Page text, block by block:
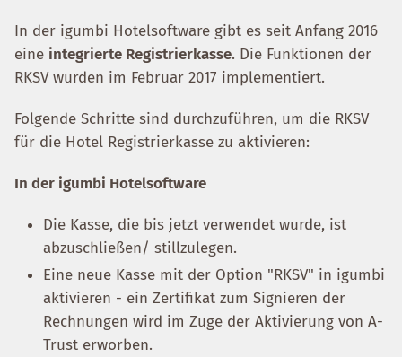
In der igumbi Hotelsoftware gibt es seit Anfang 2016
eine integrierte Registrierkasse. Die Funktionen der
RKSV wurden im Februar 2017 implementiert.
Folgende Schritte sind durchzuführen, um die RKSV
für die Hotel Registrierkasse zu aktivieren:
In der igumbi Hotelsoftware
Die Kasse, die bis jetzt verwendet wurde, ist
abzuschließen/ stillzulegen.
Eine neue Kasse mit der Option "RKSV" in igumbi
aktivieren - ein Zertifikat zum Signieren der
Rechnungen wird im Zuge der Aktivierung von A-
Trust erworben.